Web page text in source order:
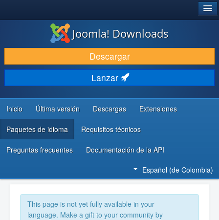
DESCARGAR
DESCUBRE Y APRENDE
COMUNIDAD Y AYUDA
RECURSOS PARA DESARROLLADORES
Joomla! Downloads
Descargar
Lanzar
Inicio Última versión Descargas Extensiones
Paquetes de idioma Requisitos técnicos
Preguntas frecuentes Documentación de la API
Español (de Colombia)
This page is not yet fully available in your
language. Make a gift to your community by